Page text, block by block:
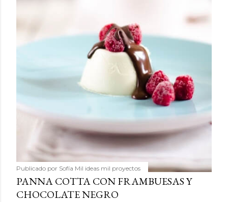
Publicado por Sofía Mil ideas mil proyectos
PANNA COTTA CON FRAMBUESAS Y
CHOCOLATE NEGRO